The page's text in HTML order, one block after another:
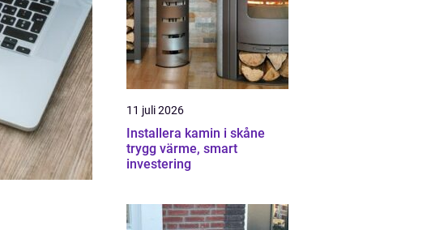
11 juli 2026
Installera kamin i skåne
trygg värme, smart
investering